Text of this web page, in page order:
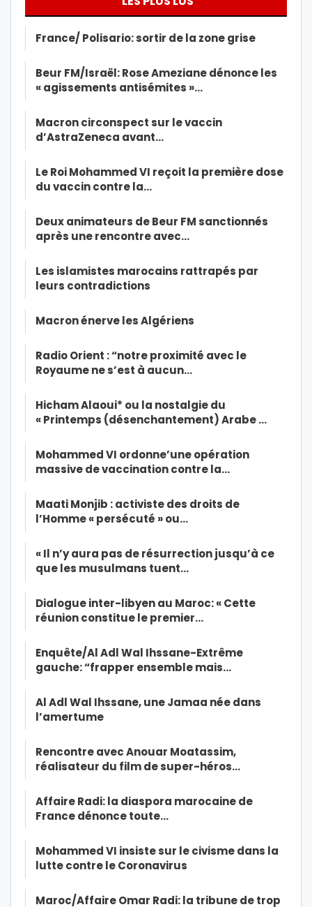
France/ Polisario: sortir de la zone grise
Beur FM/Israël: Rose Ameziane dénonce les
« agissements antisémites »…
Macron circonspect sur le vaccin
d’AstraZeneca avant…
Le Roi Mohammed VI reçoit la première dose
du vaccin contre la…
Deux animateurs de Beur FM sanctionnés
après une rencontre avec…
Les islamistes marocains rattrapés par
leurs contradictions
Macron énerve les Algériens
Radio Orient : “notre proximité avec le
Royaume ne s’est à aucun…
Hicham Alaoui* ou la nostalgie du
« Printemps (désenchantement) Arabe …
Mohammed VI ordonne’une opération
massive de vaccination contre la…
Maati Monjib : activiste des droits de
l’Homme « persécuté » ou…
« Il n’y aura pas de résurrection jusqu’à ce
que les musulmans tuent…
Dialogue inter-libyen au Maroc: « Cette
réunion constitue le premier…
Enquête/Al Adl Wal Ihssane-Extrême
gauche: “frapper ensemble mais…
Al Adl Wal Ihssane, une Jamaa née dans
l’amertume
Rencontre avec Anouar Moatassim,
réalisateur du film de super-héros…
Affaire Radi: la diaspora marocaine de
France dénonce toute…
Mohammed VI insiste sur le civisme dans la
lutte contre le Coronavirus
Maroc/Affaire Omar Radi: la tribune de trop